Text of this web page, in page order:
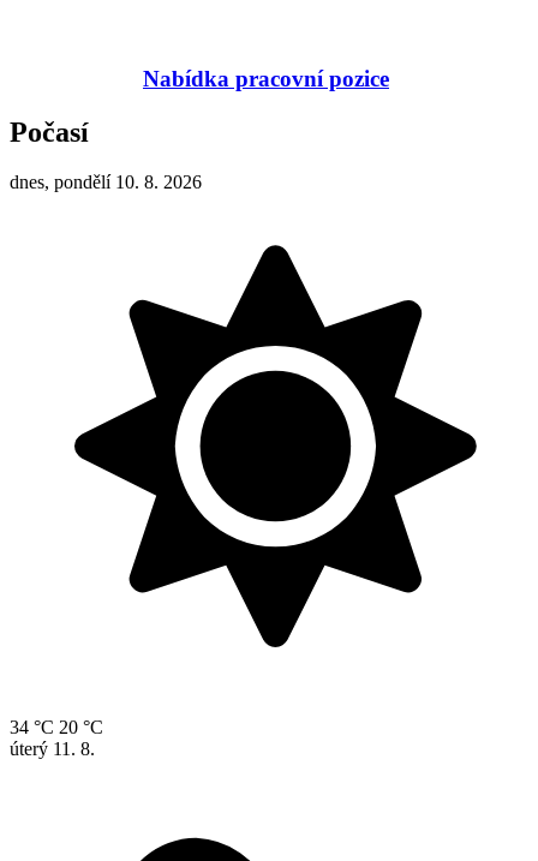
Nabídka pracovní pozice
Počasí
dnes, pondělí 10. 8. 2026
34 °C 20 °C
úterý 11. 8.